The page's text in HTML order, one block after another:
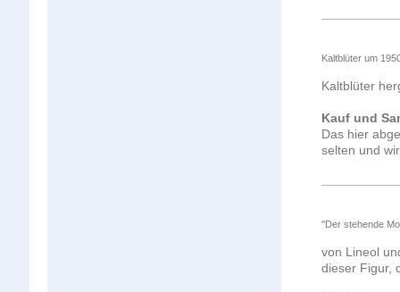
Kaltblüter um
Kaltblüter
Kauf und
Das hier
selten und
"Der stehende
von Lineol
dieser Figur,